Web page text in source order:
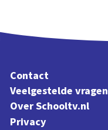
Contact
Veelgestelde vragen
Over Schooltv.nl
Privacy